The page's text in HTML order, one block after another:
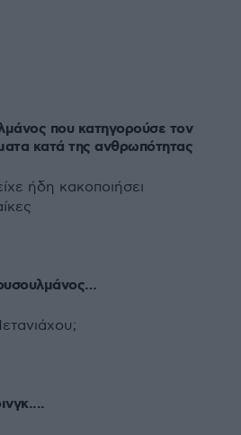
που κατηγορούσε τον
κατά της ανθρωπότητας
ήδη κακοποιήσει